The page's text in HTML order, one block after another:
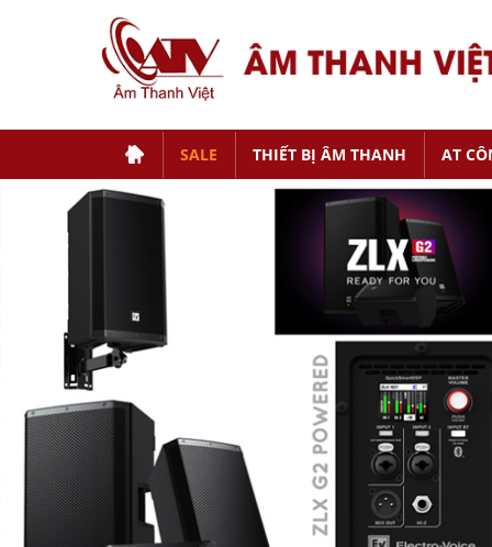
SALE THIẾT BỊ ÂM THANH AT